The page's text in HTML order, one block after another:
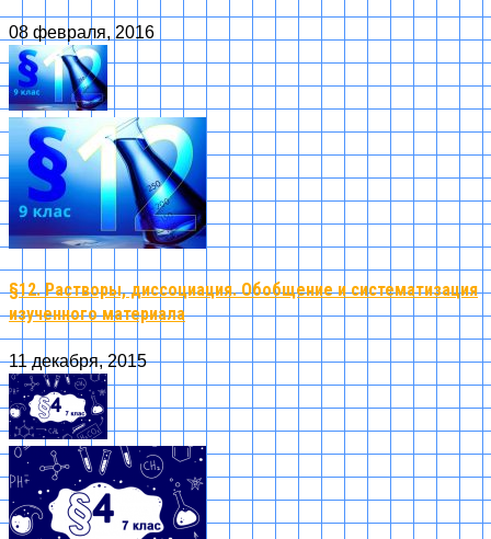
08 февраля, 2016
§12. Растворы, диссоциация. Обобщение и систематизация
изученного материала
11 декабря, 2015